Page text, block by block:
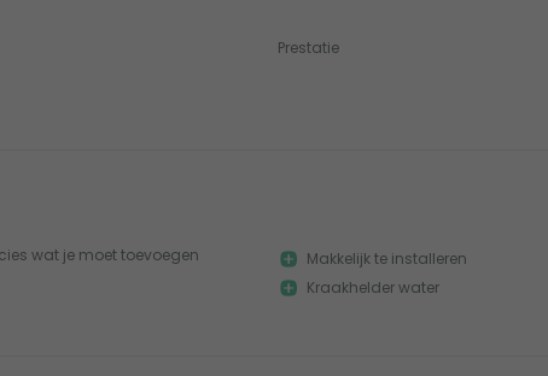
Prestatie
wat je moet toevoegen
Makkelijk te installeren
Kraakhelder water